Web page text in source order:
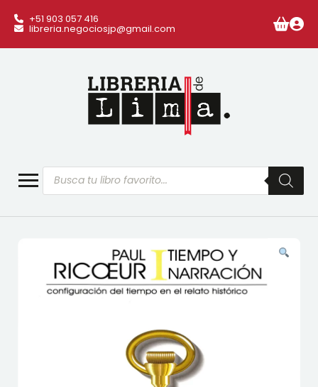
+51 903 057 416
libreria.negociosjp@gmail.com
Búsqueda
de
productos